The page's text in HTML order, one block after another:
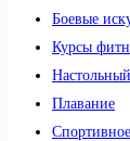
Боевые
Курсы
Плавание